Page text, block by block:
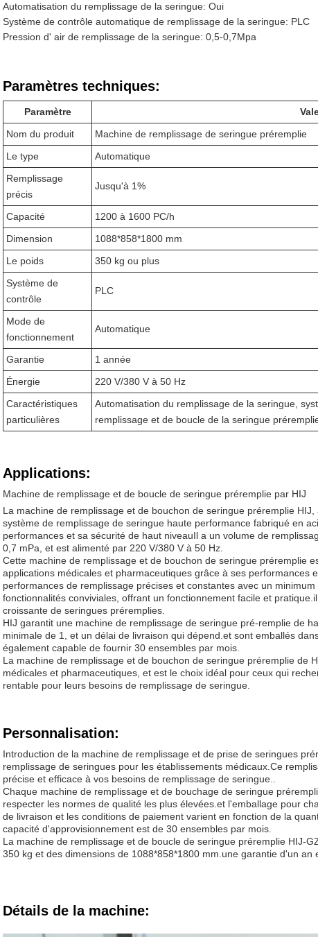
Automatisation du remplissage de la seringue: Oui
Système de contrôle automatique de remplissage de la seringue: PLC
Pression d' air de remplissage de la seringue: 0,5-0,7Mpa
Paramètres techniques:
Paramètre
Nom du produit
Machine de remplissage de seringue préremplie
Le type
Automatique
Remplissage
précis
Jusqu'à 1%
Capacité
1200 à 1600 PC/h
Dimension
1088*858*1800 mm
Le poids
350 kg ou plus
Système de
contrôle
PLC
Mode de
fonctionnement
Automatique
Garantie
1 année
Énergie
220 V/380 V à 50 Hz
Caractéristiques
particulières
Automatisation du remplissage de la seringue,
remplissage et de boucle de la seringue
Applications:
Machine de remplissage et de boucle de seringue préremplie par HIJ
La machine de remplissage et de bouchon de seringue préremplie
système de remplissage de seringue haute performance fabriqué en
performances et sa sécurité de haut niveauIl a un volume de
0,7 mPa, et est alimenté par 220 V/380 V à 50 Hz.
Cette machine de remplissage et de bouchon de seringue préremplie
applications médicales et pharmaceutiques grâce à ses performances
performances de remplissage précises et constantes avec un
fonctionnalités conviviales, offrant un fonctionnement facile et
croissante de seringues préremplies.
HIJ garantit une machine de remplissage de seringue pré-remplie de
minimale de 1, et un délai de livraison qui dépend.et sont emballés
également capable de fournir 30 ensembles par mois.
La machine de remplissage et de bouchon de seringue préremplie de
médicales et pharmaceutiques, et est le choix idéal pour ceux qui
rentable pour leurs besoins de remplissage de seringue.
Personnalisation:
Introduction de la machine de remplissage et de prise de seringues
remplissage de seringues pour les établissements médicaux.Ce
précise et efficace à vos besoins de remplissage de seringue..
Chaque machine de remplissage et de bouchage de seringue
respecter les normes de qualité les plus élevées.et l'emballage pour
de livraison et les conditions de paiement varient en fonction de la
capacité d'approvisionnement est de 30 ensembles par mois.
La machine de remplissage et de boucle de seringue préremplie HIJ-
350 kg et des dimensions de 1088*858*1800 mm.une garantie d'un an
Détails de la machine: